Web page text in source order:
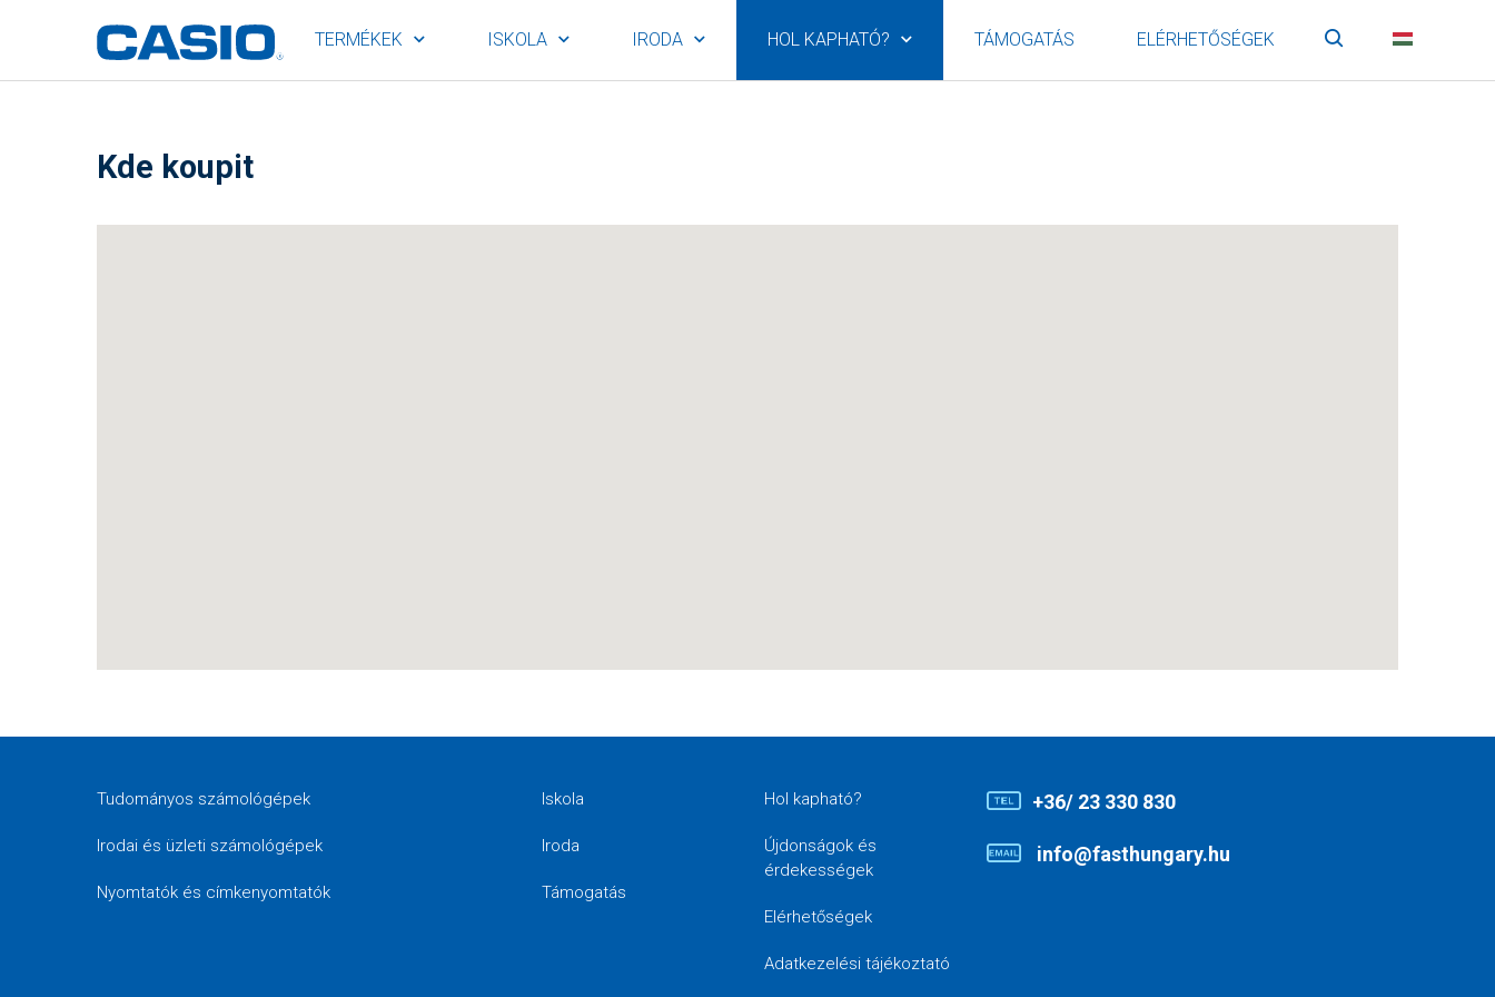
TERMÉKEK ISKOLA IRODA HOL KAPHATÓ? TÁMOGATÁS ELÉRHETŐSÉGEK Keresés
Kde koupit
Tudományos számológépek
Irodai és üzleti számológépek
Nyomtatók és címkenyomtatók
Iskola
Iroda
Támogatás
Hol kapható?
Újdonságok és
érdekességek
Elérhetőségek
Adatkezelési tájékoztató
+36/ 23 330 830
info@fasthungary.hu